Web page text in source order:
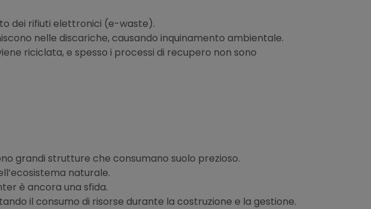
dei rifiuti elettronici (e-waste).
nelle discariche, causando inquinamento ambientale.
riciclata, e spesso i processi di recupero non sono
grandi strutture che consumano suolo prezioso.
naturale.
è ancora una sfida.
il consumo di risorse durante la costruzione e la gestione.